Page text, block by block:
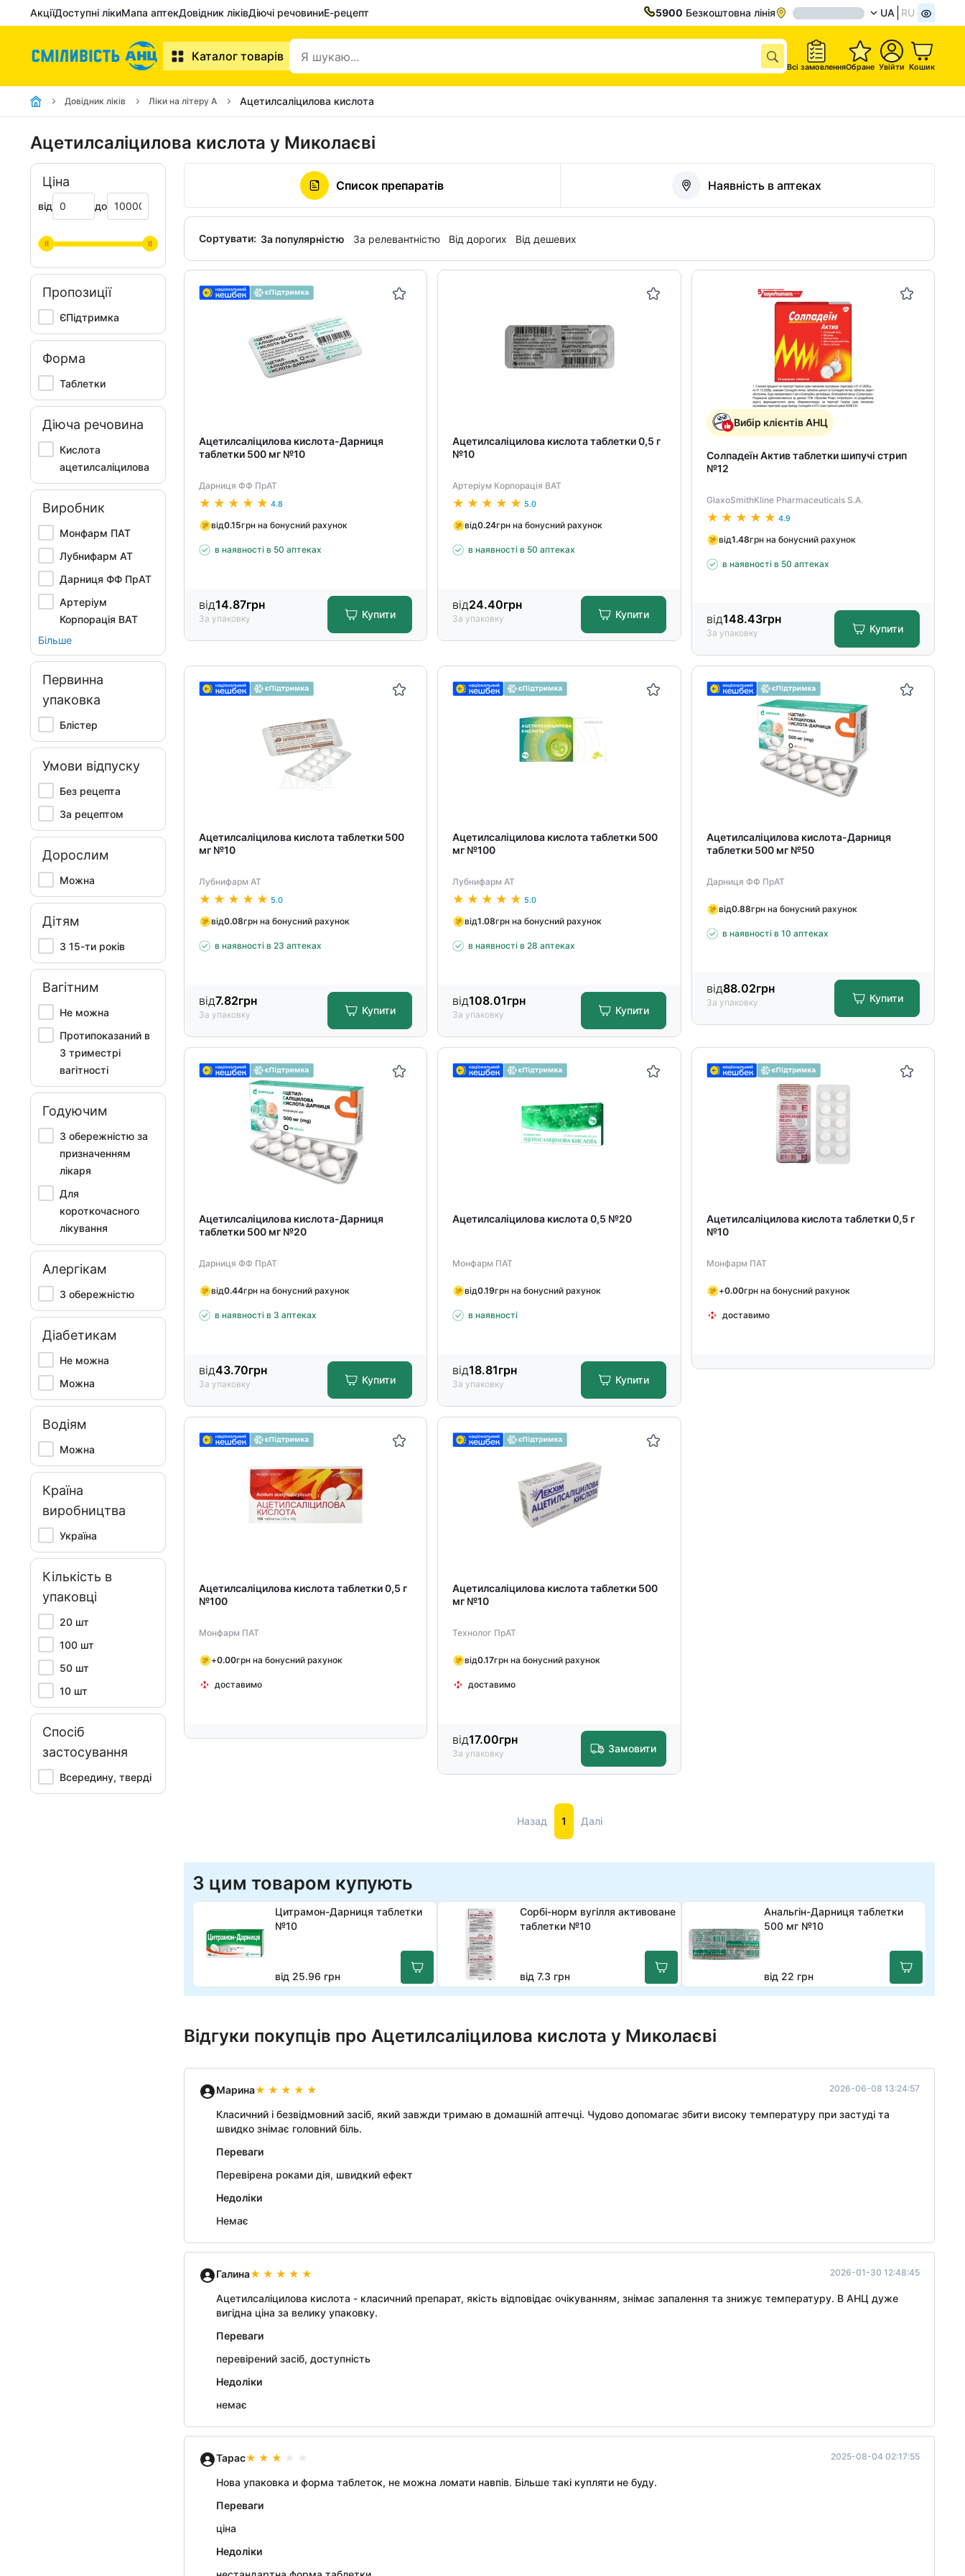
АкціїДоступні лікиМапа аптекДовідник ліківДіючі речовиниЕ-рецепт 5900 Безкоштовна лінія UA RU
Каталог товарів
Всі замовленняОбране Увійти Кошик
Довідник ліків Ліки на літеру А Ацетилсаліцилова кислота
Ацетилсаліцилова кислота у Миколаєві
Ціна
від до
Пропозиції
ЄПідтримка
Форма
Таблетки
Діюча речовина
Кислота
ацетилсаліцилова
Виробник
Монфарм ПАТ
Лубнифарм АТ
Дарниця ФФ ПрАТ
Артеріум
Корпорація ВАТ
Більше
Первинна
упаковка
Блістер
Умови відпуску
Без рецепта
За рецептом
Дорослим
Можна
Дітям
З 15-ти років
Вагітним
Не можна
Протипоказаний в
3 триместрі
вагітності
Годуючим
З обережністю за
призначенням
лікаря
Для
короткочасного
лікування
Алергікам
З обережністю
Діабетикам
Не можна
Можна
Водіям
Можна
Країна
виробництва
Україна
Кількість в
упаковці
20 шт
100 шт
50 шт
10 шт
Спосіб
застосування
Всередину, тверді
Список препаратів Наявність в аптеках
Сортувати: За популярністю За релевантністю Від дорогих Від дешевих
Ацетилсаліцилова кислота-Дарниця
таблетки 500 мг №10
Дарниця ФФ ПрАТ
4.8
від0.15грн на бонусний рахунок
в наявності в 50 аптеках
від14.87грн
За упаковку Купити
Ацетилсаліцилова кислота таблетки 0,5 г
№10
Артеріум Корпорація ВАТ
5.0
від0.24грн на бонусний рахунок
в наявності в 50 аптеках
від24.40грн
За упаковку Купити
Вибір клієнтів АНЦ
Солпадеїн Актив таблетки шипучі стрип
№12
GlaxoSmithKline Pharmaceuticals S.A.
4.9
від1.48грн на бонусний рахунок
в наявності в 50 аптеках
від148.43грн
За упаковку Купити
Ацетилсаліцилова кислота таблетки 500
мг №10
Лубнифарм АТ
5.0
від0.08грн на бонусний рахунок
в наявності в 23 аптеках
від7.82грн
За упаковку Купити
Ацетилсаліцилова кислота таблетки 500
мг №100
Лубнифарм АТ
5.0
від1.08грн на бонусний рахунок
в наявності в 28 аптеках
від108.01грн
За упаковку Купити
Ацетилсаліцилова кислота-Дарниця
таблетки 500 мг №50
Дарниця ФФ ПрАТ
від0.88грн на бонусний рахунок
в наявності в 10 аптеках
від88.02грн
За упаковку Купити
Ацетилсаліцилова кислота-Дарниця
таблетки 500 мг №20
Дарниця ФФ ПрАТ
від0.44грн на бонусний рахунок
в наявності в 3 аптеках
від43.70грн
За упаковку Купити
Ацетилсаліцилова кислота 0,5 №20
Монфарм ПАТ
від0.19грн на бонусний рахунок
в наявності
від18.81грн
За упаковку Купити
Ацетилсаліцилова кислота таблетки 0,5 г
№10
Монфарм ПАТ
+0.00грн на бонусний рахунок
доставимо
Ацетилсаліцилова кислота таблетки 0,5 г
№100
Монфарм ПАТ
+0.00грн на бонусний рахунок
доставимо
Ацетилсаліцилова кислота таблетки 500
мг №10
Технолог ПрАТ
від0.17грн на бонусний рахунок
доставимо
від17.00грн
За упаковку Замовити
Назад 1 Далі
З цим товаром купують
Цитрамон-Дарниця таблетки
№10
від 25.96 грн
Сорбі-норм вугілля активоване
таблетки №10
від 7.3 грн
Анальгін-Дарниця таблетки
500 мг №10
від 22 грн
Відгуки покупців про Ацетилсаліцилова кислота у Миколаєві
Марина 2026-06-08 13:24:57
Класичний і безвідмовний засіб, який завжди тримаю в домашній аптечці. Чудово допомагає збити високу температуру при застуді та
швидко знімає головний біль.
Переваги
Перевірена роками дія, швидкий ефект
Недоліки
Немає
Галина 2026-01-30 12:48:45
Ацетилсаліцилова кислота - класичний препарат, якість відповідає очікуванням, знімає запалення та знижує температуру. В АНЦ дуже
вигідна ціна за велику упаковку.
Переваги
перевірений засіб, доступність
Недоліки
немає
Тарас 2025-08-04 02:17:55
Нова упаковка и форма таблеток, не можна ломати навпів. Більше такі купляти не буду.
Переваги
ціна
Недоліки